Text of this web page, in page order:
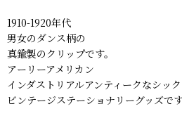
1910-1920年代
男女のダンス柄の
真鍮製のクリップです。
アーリーアメリカン
インダストリアルアンティークなシッ
ビンテージステーショナリーグッズです